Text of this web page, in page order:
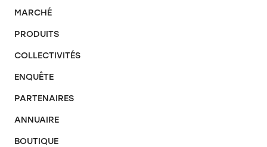
MARCHÉ
PRODUITS
COLLECTIVITÉS
ENQUÊTE
PARTENAIRES
ANNUAIRE
BOUTIQUE